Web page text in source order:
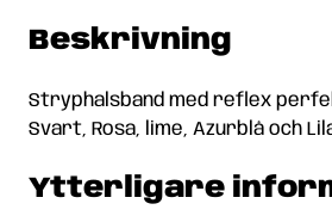
Beskrivning
Stryphalsband med reflex
Svart, Rosa, lime, Azurblå och
Ytterligare